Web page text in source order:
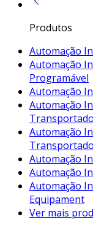
Produtos
Automação
Automação
Programável
Automação
Automação
Automação
Automação
Automação
Automação
Equipament
Ver mais